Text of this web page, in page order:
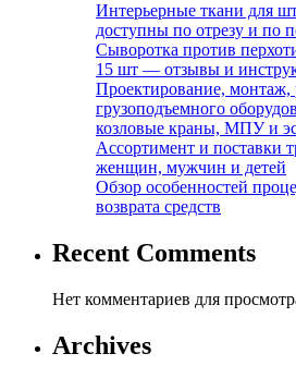
Интерьерные ткани для
доступны по отрезу и по
Сыворотка против
15 шт — отзывы и
Проектирование, монтаж,
грузоподъемного
козловые краны, МПУ и
Ассортимент и поставки
женщин, мужчин и детей
Обзор особенностей
возврата средств
Recent Comments
Нет комментариев для
Archives